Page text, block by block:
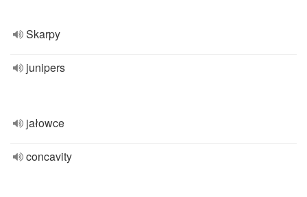
Skarpy
junipers
jałowce
concavity